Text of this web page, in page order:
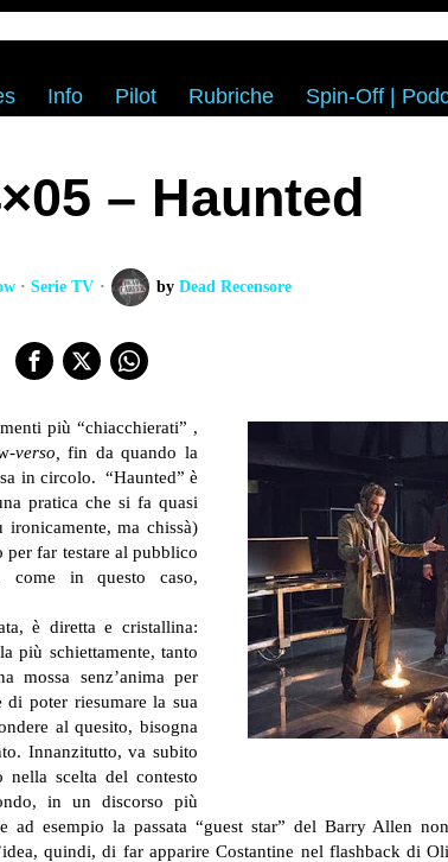
Info Pilot Rubriche Spin-Off |
– Haunted
· Serie TV by Dead Recensore
più “chiacchierati” ,
verso,fin da quando la
in circolo. “Haunted” è
pratica che si fa quasi
ma chissà)
far testare al pubblico
in questo caso,
è diretta e cristallina:
più schiettamente, tanto
mossa senz’anima per
poter riesumare la sua
al quesito, bisogna
Innanzitutto, va subito
nella scelta del contesto
in un discorso più
ad esempio la passata “guest star” del Barry Allen
quindi, di far apparire Costantine nel flashback di